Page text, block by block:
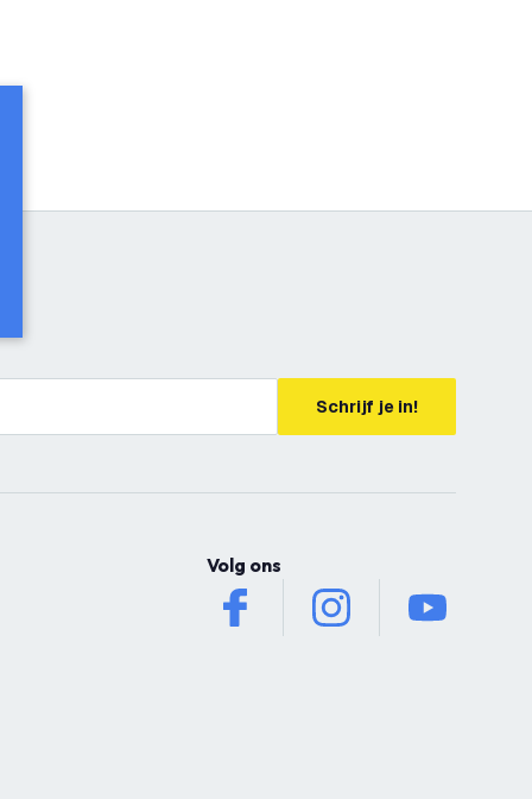
Schrijf je in!
Volg ons
facebook instagram youtube